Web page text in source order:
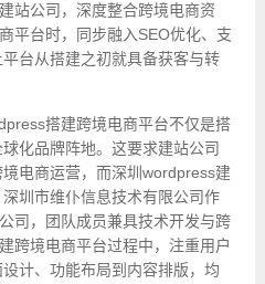
站公司，深度整合跨境电商资
平台时，同步融入SEO优化、支
台从搭建之初就具备获客与转
搭建跨境电商平台不仅是搭
化品牌阵地。这要求建站公司
电商运营，而深圳wordpress建
圳市维仆信息技术有限公司作
司，团队成员兼具技术开发与跨
跨境电商平台过程中，注重用户
计、功能布局到内容排版，均